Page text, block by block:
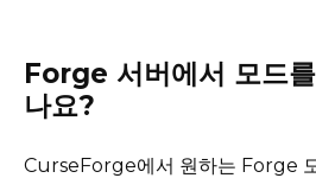
Forge 서버에서 모드
나요?
CurseForge에서 원하는 Forge